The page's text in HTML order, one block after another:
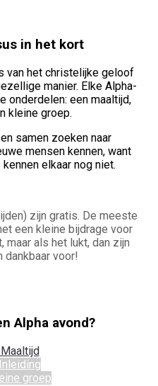
in het kort
van het christelijke geloof
manier. Elke Alpha-
onderdelen: een maaltijd,
kleine groep.
samen zoeken naar
mensen kennen, want
elkaar nog niet.
zijn gratis. De meeste
een kleine bijdrage voor
maar als het lukt, dan zijn
dankbaar voor!
Alpha avond?
groep